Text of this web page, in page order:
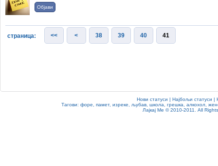
Објави
страница: << < 38 39 40 41
Нови статуси | Најбољи статуси |
Тагови:форе ,памет,изреке љубав ,школа ,грешка ,алкохол ,
Лајкај Ме © 2010-2011. All